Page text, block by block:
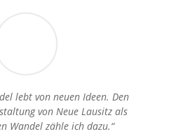
lebt von neuen Ideen. Den
von Neue Lausitz als
Wandel zähle ich dazu.“